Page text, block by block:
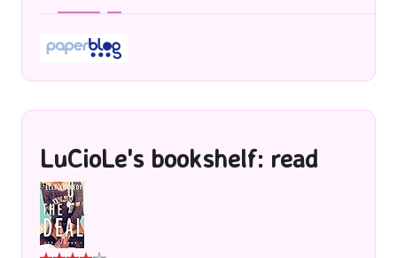
LuCioLe's bookshelf: read